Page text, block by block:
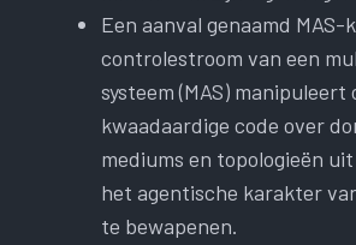
Een aanval genaamd MAS-
controlestroom van een
systeem (MAS) manipuleert
kwaadaardige code over
mediums en topologieën
het agentische karakter
te bewapenen.